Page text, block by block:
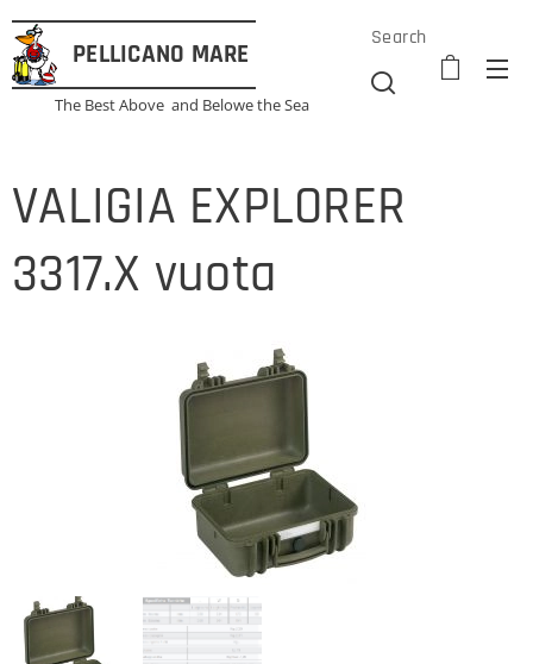
PELLICANO MARE
The Best Above and Belowe the Sea
Search
VALIGIA EXPLORER
3317.X vuota